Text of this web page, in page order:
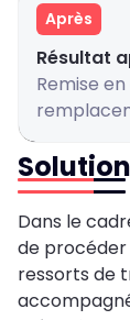
Après
Résultat
Remise
Dans le
de
ressorts de